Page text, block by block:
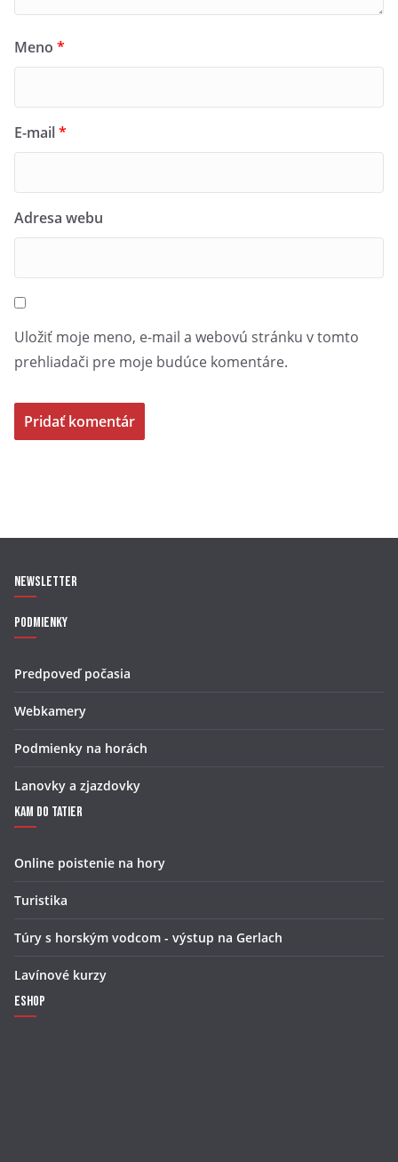
Meno *
E-mail*
Adresa webu
Uložiť moje meno, e-mail a webovú stránku v tomto
prehliadači pre moje budúce komentáre.
Newsletter
Podmienky
Predpoveď počasia
Webkamery
Podmienky na horách
Lanovky a zjazdovky
Kam do Tatier
Online poistenie na hory
Turistika
Túry s horským vodcom - výstup na Gerlach
Lavínové kurzy
Eshop